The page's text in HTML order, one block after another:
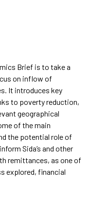
Brief is to take a
on inflow of
It introduces key
to poverty reduction,
geographical
of the main
the potential role of
Sida’s and other
remittances, as one of
explored, financial